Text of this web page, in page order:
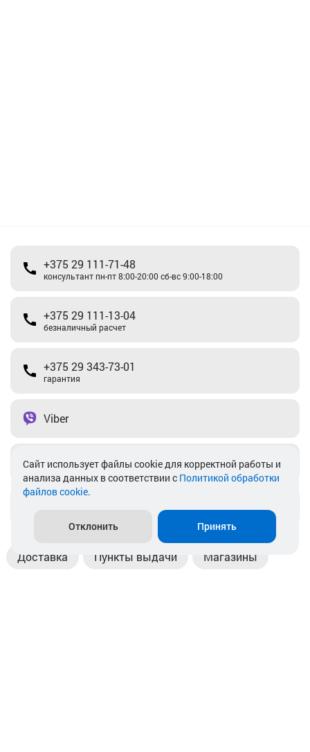
+375 29 111-71-48
консультант пн-пт 8:00-20:00 сб-вс 9:00-18:00
+375 29 111-13-04
безналичный расчет
+375 29 343-73-01
гарантия
Viber
Telegram
Доставка Пункты выдачи Магазины
Cайт использует файлы cookie для корректной работы и
анализа данных в соответствии с Политикой обработки
файлов cookie.
Отклонить Принять